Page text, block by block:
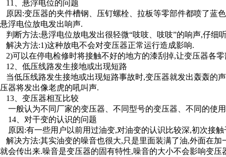
11、悬浮电位的问题
原因:变压器的夹件槽钢、压钉螺栓、拉板等零部件都喷了蓝
悬浮电位放电发出响声.
判断方法:悬浮电位放电发出很轻微“吱吱、吱吱”的响声,仔
解决方法:1)这种放电不会对变压器正常运行造成影响.
2)可以在停电检修时将接触不好的地方的漆刮掉,让变压器各
12、低压线路发生接地或出现短路
当低压线路发生接地或出现短路事故时,变压器就发出轰轰的
压器将发出像老虎的吼叫声.
13、变压器相互比较
一般认为不同厂家的变压器、不同型号的变压器、不同的使
14、对干变的认识的问题
原因:有一些用户以前用过油变,对油变的认识比较深,初次接
解决方法:其实油变的噪音也很大,只是里面装满了油,外面在
就会传出来.噪音是变压器的固有特性,噪音的大小不会影响变压